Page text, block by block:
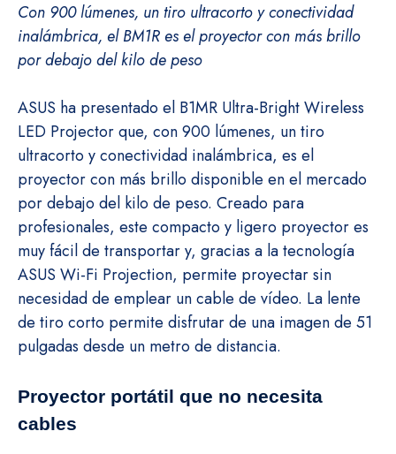
Con 900 lúmenes, un tiro ultracorto y conectividad
inalámbrica, el BM1R es el proyector con más brillo
por debajo del kilo de peso
ASUS ha presentado el B1MR Ultra-Bright Wireless
LED Projector que, con 900 lúmenes, un tiro
ultracorto y conectividad inalámbrica, es el
proyector con más brillo disponible en el mercado
por debajo del kilo de peso. Creado para
profesionales, este compacto y ligero proyector es
muy fácil de transportar y, gracias a la tecnología
ASUS Wi-Fi Projection, permite proyectar sin
necesidad de emplear un cable de vídeo. La lente
de tiro corto permite disfrutar de una imagen de 51
pulgadas desde un metro de distancia.
Proyector portátil que no necesita
cables